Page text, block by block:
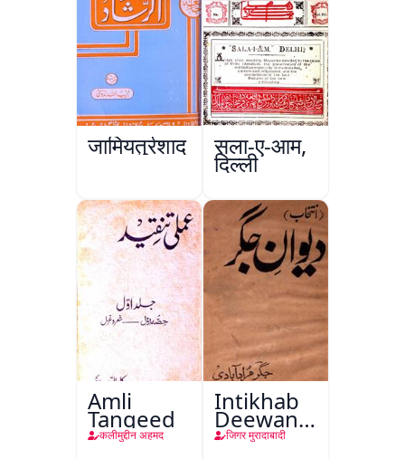
जामियतुर्रशाद सला-ए-आम,
दिल्ली
Amli
Tanqeed
कलीमुद्दीन अहमद
Intikhab
Deewan-
e-Jigar
जिगर मुरादाबादी